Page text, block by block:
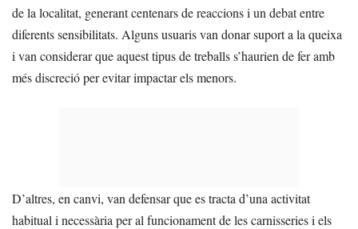
de la localitat, generant centenars de reaccions i un debat entre
diferents sensibilitats. Alguns usuaris van donar suport a la queixa
i van considerar que aquest tipus de treballs s’haurien de fer amb
més discreció per evitar impactar els menors.
D’altres, en canvi, van defensar que es tracta d’una activitat
habitual i necessària per al funcionament de les carnisseries i els